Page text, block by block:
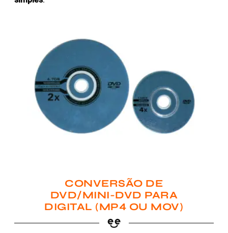
CONVERSÃO DE
DVD/MINI-DVD PARA
DIGITAL (MP4 OU MOV)